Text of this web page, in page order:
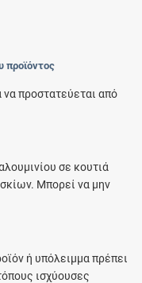
προϊόντος
προστατεύεται από
σε κουτιά
Μπορεί να μην
ή υπόλειμμα πρέπει
ισχύουσες